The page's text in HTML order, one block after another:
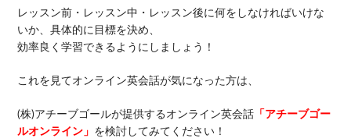
レッスン前・レッスン中・レッスン後に何をしなければいけな
いか、具体的に目標を決め、
効率良く学習できるようにしましょう！
これを見てオンライン英会話が気になった方は、
(株)アチーブゴールが提供するオンライン英会話 「アチーブゴー
ルオンライン」 を検討してみてください！